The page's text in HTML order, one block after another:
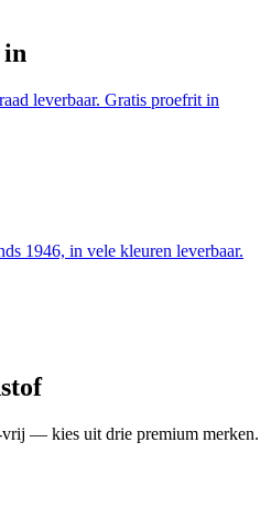
in
leverbaar. Gratis proefrit in
1946, in vele kleuren leverbaar.
— kies uit drie premium merken.